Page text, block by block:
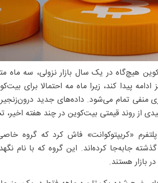
هیچ‌گاه در یک سال بازار نزولی، سه ماه
است. به نظر می‌رسد این روند در سال ۲۰۲۶ نیز ادامه پیدا کند، زیرا ماه مه
منفی تمام می‌شود. داده‌های جدید
از روند قیمتی بیت‌کوین در چند هفته اخیر،
«کریپتوکوانت» فاش کرد که گروه
جابه‌جا کرده‌اند. این گروه که با نام
بازار هستند.